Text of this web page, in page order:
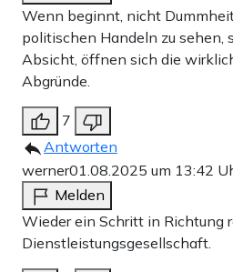
Wenn beginnt, nicht
politischen Handeln zu sehen,
Absicht, öffnen sich die
Abgründe.
7
Antworten
werner01.08.2025 um 13:42
Melden
Wieder ein Schritt in Richtung
Dienstleistungsgesellschaft.